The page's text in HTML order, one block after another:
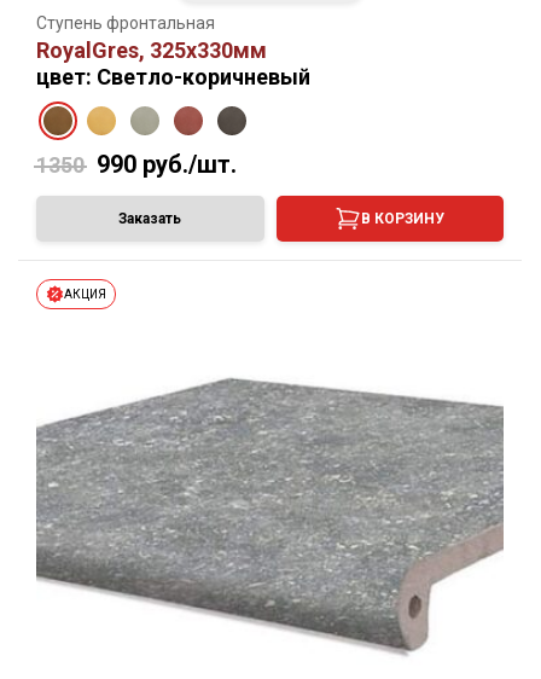
Ступень фронтальная
RoyalGres, 325х330мм
цвет: Светло-коричневый
1350 990 руб./шт.
Заказать В КОРЗИНУ
АКЦИЯ